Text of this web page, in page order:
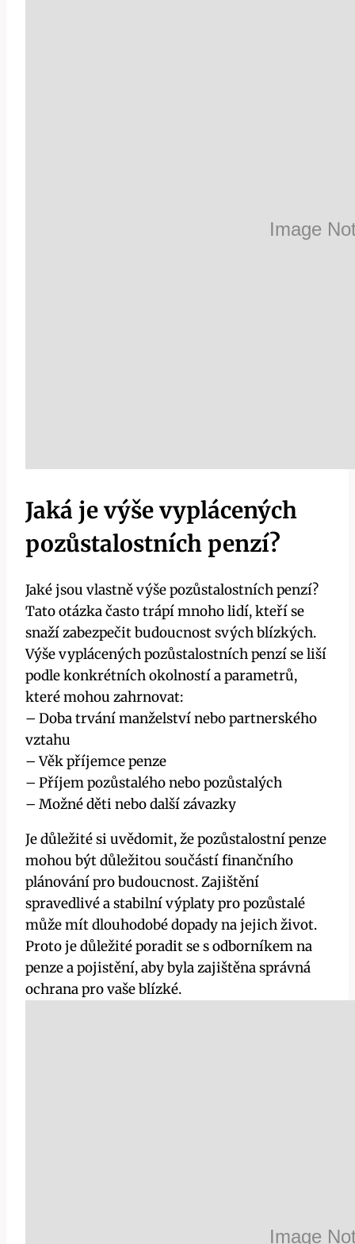
Jaká je výše vyplácených
pozůstalostních penzí?
Jaké jsou vlastně výše pozůstalostních penzí?
Tato otázka často trápí mnoho lidí, kteří se
snaží zabezpečit budoucnost svých blízkých.
Výše vyplácených pozůstalostních penzí se liší
podle konkrétních okolností a parametrů,
které mohou zahrnovat:
– Doba trvání manželství nebo partnerského
vztahu
– Věk příjemce penze
– Příjem pozůstalého nebo pozůstalých
– Možné děti nebo další závazky
Je důležité si uvědomit, že pozůstalostní penze
mohou být důležitou součástí finančního
plánování pro budoucnost. Zajištění
spravedlivé a stabilní výplaty pro pozůstalé
může mít dlouhodobé dopady na jejich život.
Proto je důležité poradit se s odborníkem na
penze a pojistění, aby byla zajištěna správná
ochrana pro vaše blízké.